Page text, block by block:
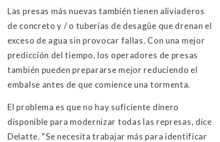
Las presas más nuevas también tienen aliviaderos
de concreto y / o tuberías de desagüe que drenan el
exceso de agua sin provocar fallas. Con una mejor
predicción del tiempo, los operadores de presas
también pueden prepararse mejor reduciendo el
embalse antes de que comience una tormenta.
El problema es que no hay suficiente dinero
disponible para modernizar todas las represas, dice
Delatte. “Se necesita trabajar más para identificar